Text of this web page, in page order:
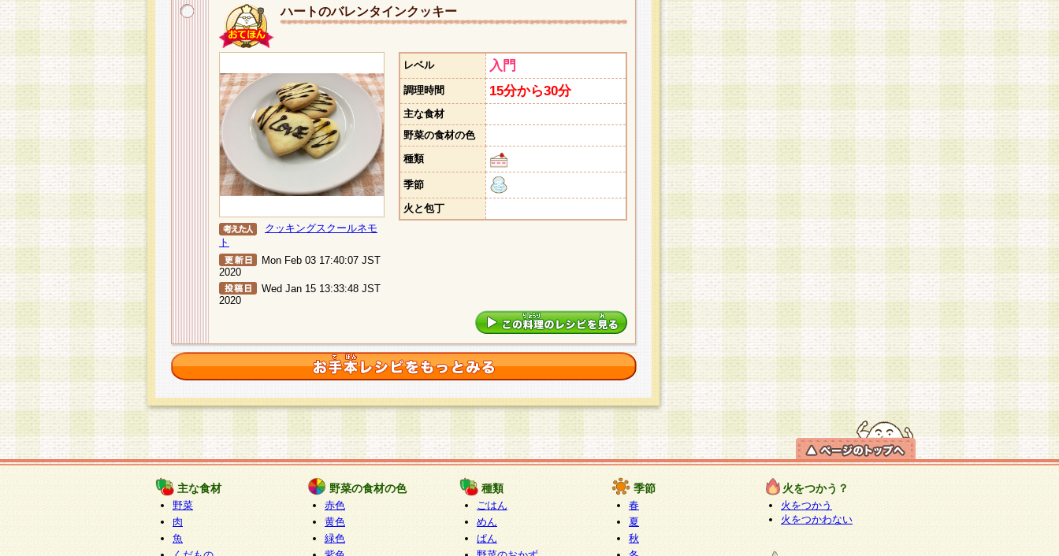
ハートのバレンタインクッキー
クッキングスクールネモ
ト
Mon Feb 03 17:40:07 JST
2020
Wed Jan 15 13:33:48 JST
2020
レベル 入門
調理時間 15分から30分
主な食材
野菜の食材の色
種類
季節
火と包丁
主な食材
野菜
肉
魚
野菜の食材の色
赤色
黄色
緑色
種類
ごはん
めん
ぱん
季節
春
夏
秋
火をつかう？
火をつかう
火をつかわない